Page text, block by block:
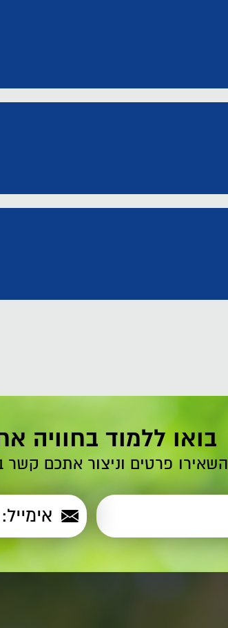
בואו ללמוד בחוויה
השאירו פרטים וניצור אתכם